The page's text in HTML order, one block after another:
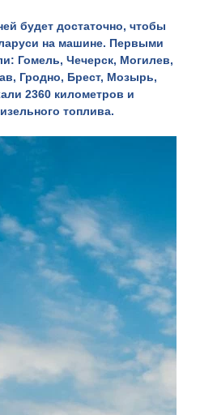
будет достаточно, чтобы
на машине. Первыми
Гомель, Чечерск, Могилев,
Гродно, Брест, Мозырь,
2360 километров и
топлива.